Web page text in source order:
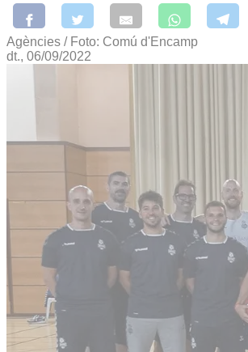
Agències / Foto: Comú d'Encamp
dt., 06/09/2022